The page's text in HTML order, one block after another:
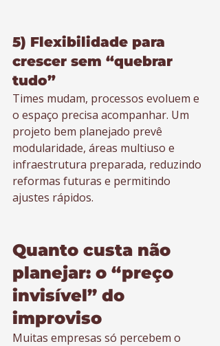
5) Flexibilidade para
crescer sem “quebrar
tudo”
Times mudam, processos evoluem e
o espaço precisa acompanhar. Um
projeto bem planejado prevê
modularidade, áreas multiuso e
infraestrutura preparada, reduzindo
reformas futuras e permitindo
ajustes rápidos.
Quanto custa não
planejar: o “preço
invisível” do
improviso
Muitas empresas só percebem o